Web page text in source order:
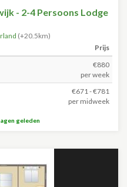
- 2-4 Persoons Lodge
(+20.5km)
Prijs
€880
per week
€671 - €781
per midweek
geleden